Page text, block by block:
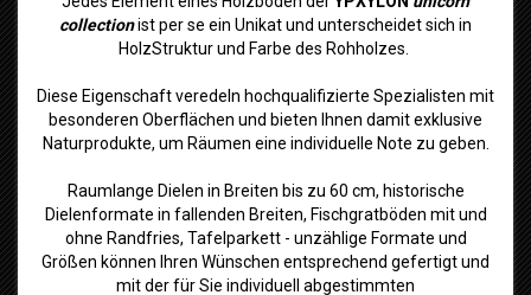
collectionist per se ein Unikat und unterscheidet sich in
HolzStruktur und Farbe des Rohholzes.
Diese Eigenschaft veredeln hochqualifizierte Spezialisten mit
besonderen Oberflächen und bieten Ihnen damit exklusive
Naturprodukte, um Räumen eine individuelle Note zu geben.
Raumlange Dielen in Breiten bis zu 60 cm, historische
Dielenformate in fallenden Breiten, Fischgratböden mit und
ohne Randfries, Tafelparkett - unzählige Formate und
Größen können Ihren Wünschen entsprechend gefertigt und
mit der für Sie individuell abgestimmten